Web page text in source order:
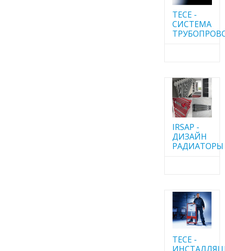
TECE -
CИСТЕМА
IRSAP -
ДИЗАЙН
РАДИАТОРЫ
TECE -